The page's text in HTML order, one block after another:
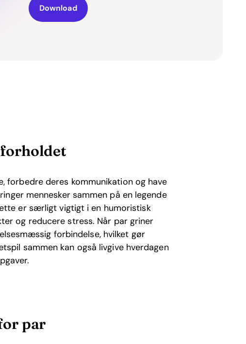
Download
forbedre deres kommunikation og have
mennesker sammen på en legende
er særligt vigtigt i en humoristisk
og reducere stress. Når par griner
forbindelse, hvilket gør
sammen kan også livgive hverdagen
par